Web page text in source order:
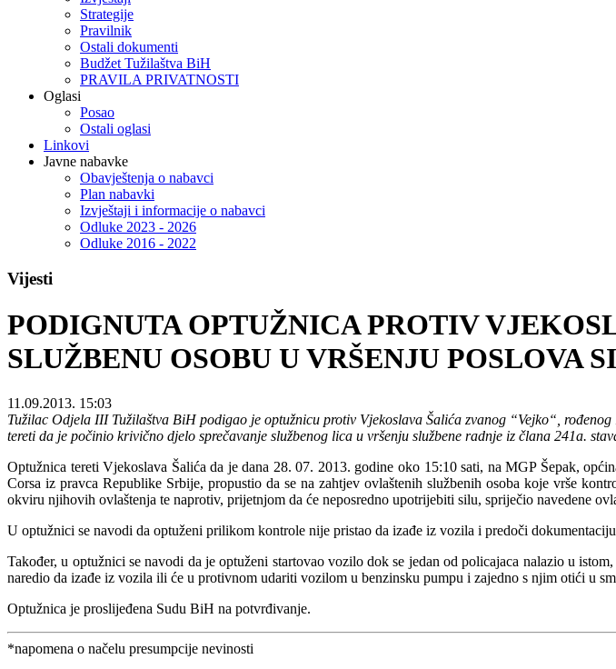
Strategije
Pravilnik
Ostali dokumenti
Budžet Tužilaštva BiH
PRAVILA PRIVATNOSTI
Oglasi
Posao
Ostali oglasi
Linkovi
Javne nabavke
Obavještenja o nabavci
Plan nabavki
Izvještaji i informacije o nabavci
Odluke 2023 - 2026
Odluke 2016 - 2022
Vijesti
PODIGNUTA OPTUŽNICA PROTIV
SLUŽBENU OSOBU U VRŠENJU POSLOVA
11.09.2013. 15:03
Tužilac Odjela III Tužilaštva BiH podigao je optužnicu protiv Vjekoslava Šalića zvanog “Vejko“,
tereti da je počinio krivično djelo sprečavanje službenog lica u vršenju službene radnje iz člana 241a.
Optužnica tereti Vjekoslava Šalića da je dana 28. 07. 2013. godine oko 15:10 sati, na MGP Šepak,
Corsa iz pravca Republike Srbije, propustio da se na zahtjev ovlaštenih službenih osoba koje vrše
okviru njihovih ovlaštenja te naprotiv, prijetnjom da će neposredno upotrijebiti silu, spriječio navedene
U optužnici se navodi da optuženi prilikom kontrole nije pristao da izađe iz vozila i predoči
Također, u optužnici se navodi da je optuženi startovao vozilo dok se jedan od policajaca nalazio u
naredio da izađe iz vozila ili će u protivnom udariti vozilom u benzinsku pumpu i zajedno s njim otići u
Optužnica je proslijeđena Sudu BiH na potvrđivanje.
*napomena o načelu presumpcije nevinosti